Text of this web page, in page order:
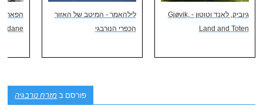
גיוביק, לאנד וטוטון - Gjøvik,
Land and Toten
לילהאמר - המיטב של האזור
הכפרי הנורבגי
הפארק
פורסם במזרח נורבגיה